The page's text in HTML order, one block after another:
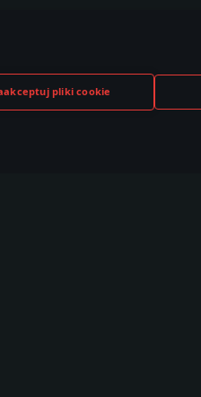
pliki cookie